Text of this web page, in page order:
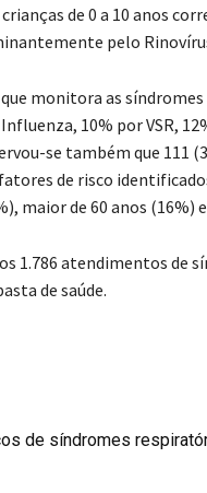
crianças de 0 a 10 anos
pelo
que monitora as síndromes
10% por VSR,
se também que 111
de risco
maior de 60 anos (16%)
1.786 atendimentos de
de saúde.
de síndromes